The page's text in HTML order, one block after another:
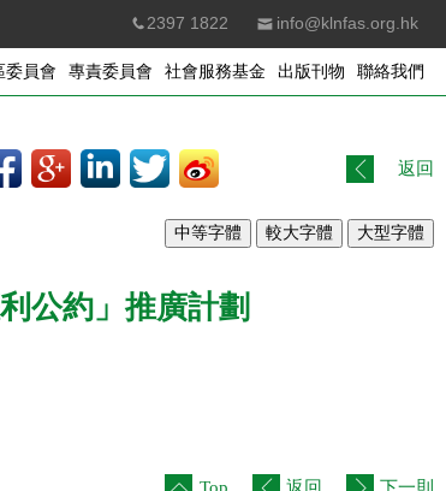
2397 1822 info@klnfas.org.hk
聯絡我們
出版刊物
社會服務基金
專責委員會
委員會
返回
公約」推廣計劃
Top 返回 下一則